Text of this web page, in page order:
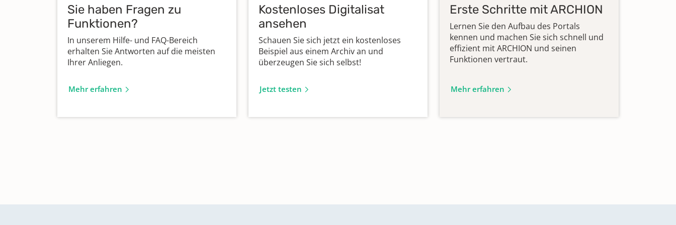
Niedersachsen
Archiv der Evangelisch-Lutherischen
Landeskirche Oldenburg
Kirchengemeinde Hannover
Landeskirchliches Archiv der Evangelisch-
Sie haben Fragen zu
Funktionen?
In unserem Hilfe- und FAQ-Bereich
erhalten Sie Antworten auf die meisten
Ihrer Anliegen.
Mehr erfahren
Kostenloses Digitalisat
ansehen
Schauen Sie sich jetzt ein kostenloses
Beispiel aus einem Archiv an und
überzeugen Sie sich selbst!
Jetzt testen
Erste Schritte mit ARCHION
Lernen Sie den Aufbau des Portals
kennen und machen Sie sich schnell und
effizient mit ARCHION und seinen
Funktionen vertraut.
Mehr erfahren